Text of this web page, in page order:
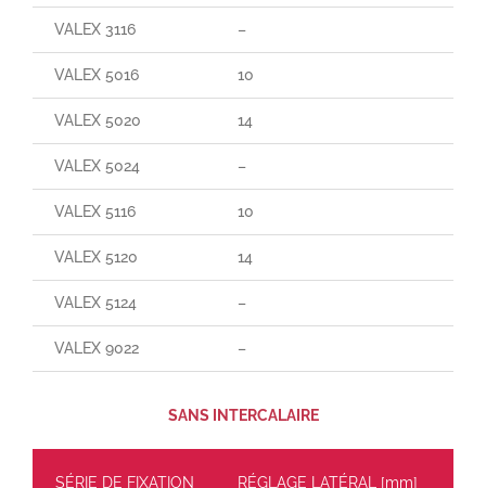
VALEX 3116 –
VALEX 5016 10
VALEX 5020 14
VALEX 5024 –
VALEX 5116 10
VALEX 5120 14
VALEX 5124 –
VALEX 9022 –
SANS INTERCALAIRE
SÉRIE DE FIXATION RÉGLAGE LATÉRAL [mm]